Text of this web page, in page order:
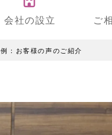
会社の設立 ご
：お客様の声のご紹介